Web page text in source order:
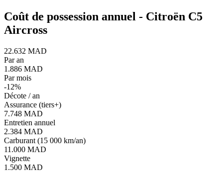
Coût de possession annuel - Citroën C5
Aircross
22.632 MAD
Par an
1.886 MAD
Par mois
-12%
Décote / an
Assurance (tiers+)
7.748 MAD
Entretien annuel
2.384 MAD
Carburant (15 000 km/an)
11.000 MAD
Vignette
1.500 MAD